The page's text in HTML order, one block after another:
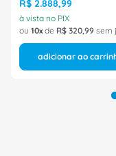
R$ 2.888,99
à vista no PIX
ou 10 de R$ 320,99 sem
adicionar ao